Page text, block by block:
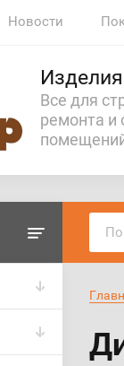
Новости
Все для
ремонта и